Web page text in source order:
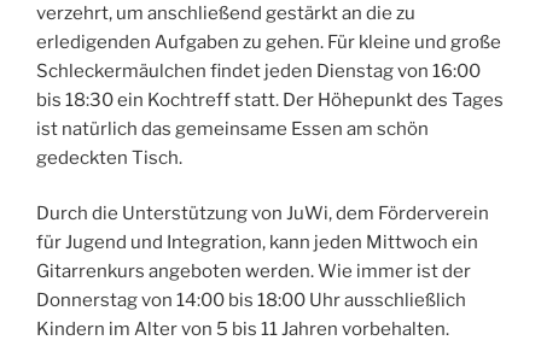
verzehrt, um anschließend gestärkt an die zu
erledigenden Aufgaben zu gehen. Für kleine und große
Schleckermäulchen findet jeden Dienstag von 16:00
bis 18:30 ein Kochtreff statt. Der Höhepunkt des Tages
ist natürlich das gemeinsame Essen am schön
gedeckten Tisch.
Durch die Unterstützung von JuWi, dem Förderverein
für Jugend und Integration, kann jeden Mittwoch ein
Gitarrenkurs angeboten werden. Wie immer ist der
Donnerstag von 14:00 bis 18:00 Uhr ausschließlich
Kindern im Alter von 5 bis 11 Jahren vorbehalten.